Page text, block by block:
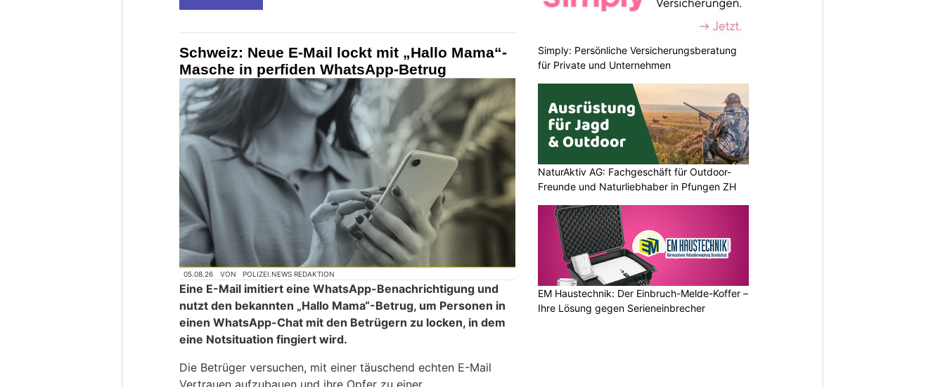
Schweiz: Neue E-Mail lockt mit „Hallo Mama“-
Masche in perfiden WhatsApp-Betrug
05.08.26 VON POLIZEI.NEWS REDAKTION
Eine E-Mail imitiert eine WhatsApp-Benachrichtigung und
nutzt den bekannten „Hallo Mama“-Betrug, um Personen in
einen WhatsApp-Chat mit den Betrügern zu locken, in dem
eine Notsituation fingiert wird.
Die Betrüger versuchen, mit einer täuschend echten E-Mail
Vertrauen aufzubauen und ihre Opfer zu einer
Simply: Persönliche Versicherungsberatung
für Private und Unternehmen
NaturAktiv AG: Fachgeschäft für Outdoor-
Freunde und Naturliebhaber in Pfungen ZH
EM Haustechnik: Der Einbruch-Melde-Koffer –
Ihre Lösung gegen Serieneinbrecher